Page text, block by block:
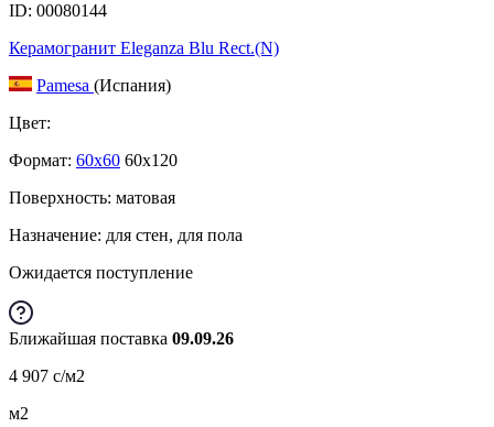
ID: 00080144
Керамогранит Eleganza Blu Rect.(N)
Pamesa (Испания)
Цвет:
Формат: 60x60 60x120
Поверхность: матовая
Назначение: для стен, для пола
Ожидается поступление
Ближайшая поставка 09.09.26
4 907 c/м2
м2